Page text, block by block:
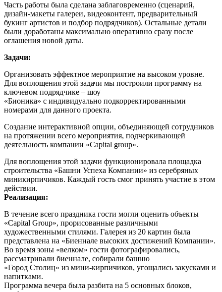
Часть работы была сделана заблаговременно (сценарий,
дизайн-макеты галереи, видеоконтент, предварительный
букинг артистов и подбор подрядчиков). Остальные детали
были доработаны максимально оперативно сразу после
оглашения новой даты.
Задачи:
Организовать эффектное мероприятие на высоком уровне.
Для воплощения этой задачи мы построили программу на
ключевом подрядчике – шоу
«Бионика» с индивидуально подкорректированными
номерами для данного проекта.
Создание интерактивной опции, объединяющей сотрудников
на протяжении всего мероприятия, подчеркивающей
деятельность компании «Capital group».
Для воплощения этой задачи функционировала площадка
строительства «Башни Успеха Компании» из серебряных
миникирпичиков. Каждый гость смог принять участие в этом
действии.
Реализация:
В течение всего праздника гости могли оценить объекты
«Capital Group», прорисованные различными
художественными стилями. Галерея из 20 картин была
представлена на «Биеннале высоких достижений Компании».
Во время зоны «велком» гости фотографировались,
рассматривали биеннале, собирали башню
«Город Столиц» из мини-кирпичиков, угощались закусками и
напитками.
Программа вечера была разбита на 5 основных блоков,